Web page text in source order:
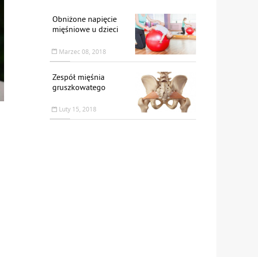
Obniżone napięcie
mięśniowe u dzieci
Marzec 08, 2018
Zespół mięśnia
gruszkowatego
Luty 15, 2018